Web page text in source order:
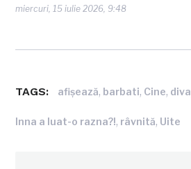
miercuri, 15 iulie 2026, 9:48
TAGS: afişează, barbati, Cine, diva
Inna a luat-o razna?!, râvnită, Uite